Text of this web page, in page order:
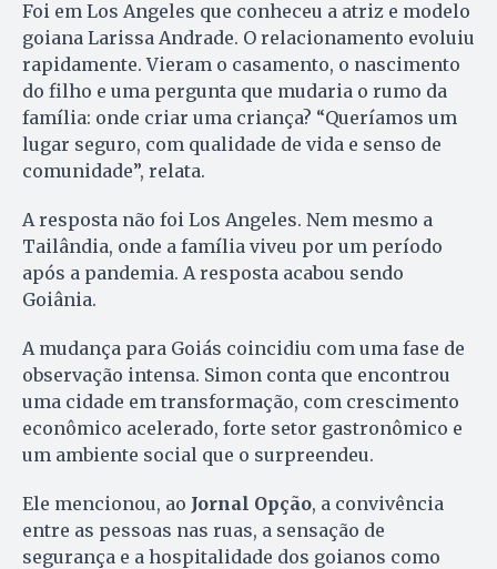
Foi em Los Angeles que conheceu a atriz e modelo
goiana Larissa Andrade. O relacionamento evoluiu
rapidamente. Vieram o casamento, o nascimento
do filho e uma pergunta que mudaria o rumo da
família: onde criar uma criança? “Queríamos um
lugar seguro, com qualidade de vida e senso de
comunidade”, relata.
A resposta não foi Los Angeles. Nem mesmo a
Tailândia, onde a família viveu por um período
após a pandemia. A resposta acabou sendo
Goiânia.
A mudança para Goiás coincidiu com uma fase de
observação intensa. Simon conta que encontrou
uma cidade em transformação, com crescimento
econômico acelerado, forte setor gastronômico e
um ambiente social que o surpreendeu.
Ele mencionou, ao Jornal Opção, a convivência
entre as pessoas nas ruas, a sensação de
segurança e a hospitalidade dos goianos como